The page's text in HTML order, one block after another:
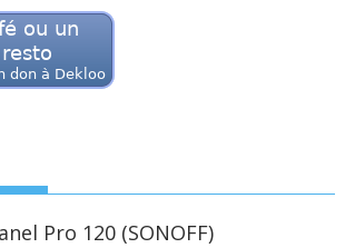
Pro 120 (SONOFF)